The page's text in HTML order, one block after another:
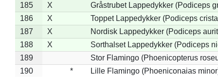
185
X
Gråstrubet Lappedykker (Podiceps
186
X
Toppet Lappedykker (Podiceps
187
X
Nordisk Lappedykker (Podiceps
188
X
Sorthalset Lappedykker (Podiceps
189
Stor Flamingo (Phoenicopterus
190
*
Lille Flamingo (Phoeniconaias